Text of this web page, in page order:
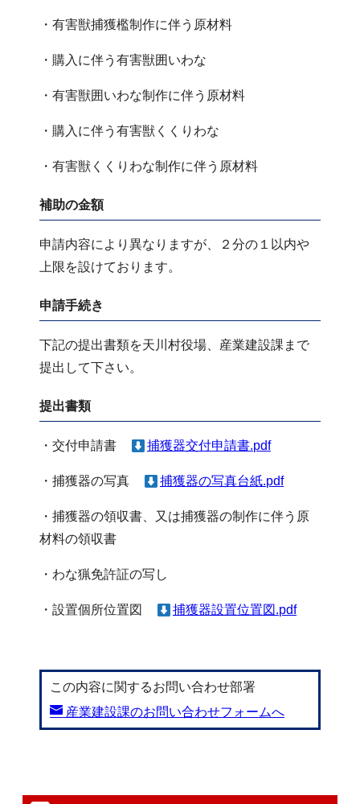
・有害獣捕獲檻制作に伴う原材料
・購入に伴う有害獣囲いわな
・有害獣囲いわな制作に伴う原材料
・購入に伴う有害獣くくりわな
・有害獣くくりわな制作に伴う原材料
補助の金額
申請内容により異なりますが、２分の１以内や
上限を設けております。
申請手続き
下記の提出書類を天川村役場、産業建設課まで
提出して下さい。
提出書類
・交付申請書 捕獲器交付申請書.pdf
・捕獲器の写真 捕獲器の写真台紙.pdf
・捕獲器の領収書、又は捕獲器の制作に伴う原
材料の領収書
・わな猟免許証の写し
・設置個所位置図 捕獲器設置位置図.pdf
この内容に関するお問い合わせ部署
産業建設課のお問い合わせフォームへ